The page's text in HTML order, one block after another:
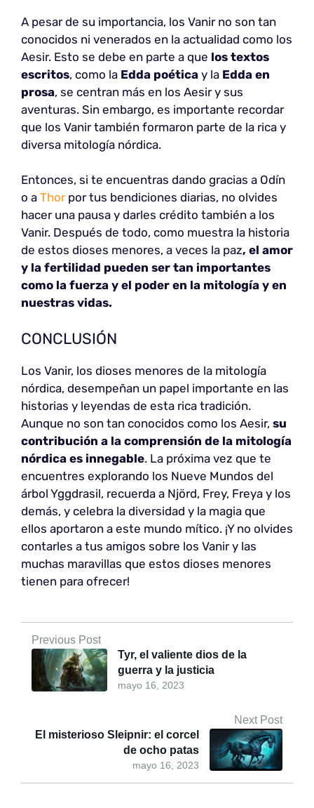
A pesar de su importancia, los Vanir no son tan
conocidos ni venerados en la actualidad como los
Aesir. Esto se debe en parte a que los textos
escritos, como la Edda poética y la Edda en
prosa, se centran más en los Aesir y sus
aventuras. Sin embargo, es importante recordar
que los Vanir también formaron parte de la rica y
diversa mitología nórdica.
Entonces, si te encuentras dando gracias a Odín
o a Thor por tus bendiciones diarias, no olvides
hacer una pausa y darles crédito también a los
Vanir. Después de todo, como muestra la historia
de estos dioses menores, a veces la paz, el amor
y la fertilidad pueden ser tan importantes
como la fuerza y el poder en la mitología y en
nuestras vidas.
CONCLUSIÓN
Los Vanir, los dioses menores de la mitología
nórdica, desempeñan un papel importante en las
historias y leyendas de esta rica tradición.
Aunque no son tan conocidos como los Aesir, su
contribución a la comprensión de la mitología
nórdica es innegable. La próxima vez que te
encuentres explorando los Nueve Mundos del
árbol Yggdrasil, recuerda a Njörd, Frey, Freya y los
demás, y celebra la diversidad y la magia que
ellos aportaron a este mundo mítico. ¡Y no olvides
contarles a tus amigos sobre los Vanir y las
muchas maravillas que estos dioses menores
tienen para ofrecer!
Previous Post
mayo 16, 2023
Tyr, el valiente dios de la
guerra y la justicia
Next Post
mayo 16, 2023
El misterioso Sleipnir: el corcel
de ocho patas